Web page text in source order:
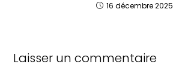
16 décembre 2025
Laisser un commentaire